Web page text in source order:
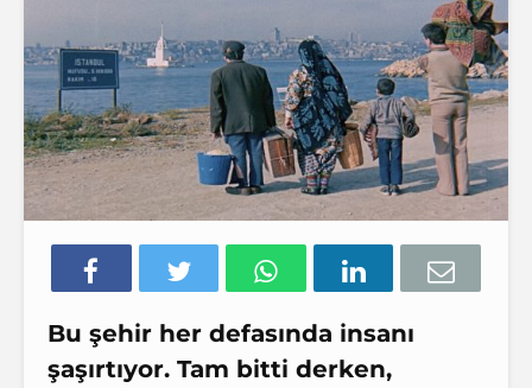
Bu şehir her defasında insanı
şaşırtıyor. Tam bitti derken,